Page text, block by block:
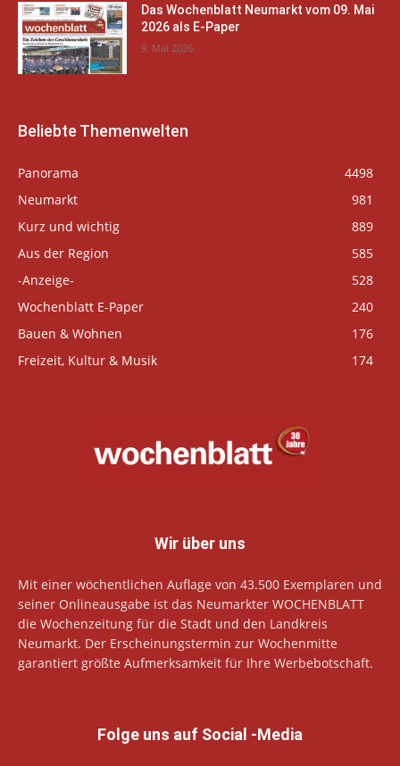
Das Wochenblatt Neumarkt vom 09. Mai
2026 als E-Paper
9. Mai 2026
Beliebte Themenwelten
Panorama
4498
Neumarkt
981
Kurz und wichtig
889
Aus der Region
585
-Anzeige-
528
Wochenblatt E-Paper
240
Bauen & Wohnen
176
Freizeit, Kultur & Musik
174
Wir über uns
Mit einer wöchentlichen Auflage von 43.500 Exemplaren und
seiner Onlineausgabe ist das Neumarkter WOCHENBLATT
die Wochenzeitung für die Stadt und den Landkreis
Neumarkt. Der Erscheinungstermin zur Wochenmitte
garantiert größte Aufmerksamkeit für Ihre Werbebotschaft.
Folge uns auf Social -Media